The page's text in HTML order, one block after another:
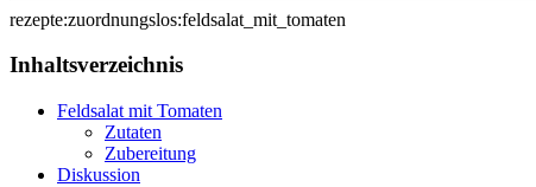
rezepte:zuordnungslos:feldsalat_mit_tomaten
Inhaltsverzeichnis
Feldsalat mit Tomaten
Zutaten
Zubereitung
Diskussion